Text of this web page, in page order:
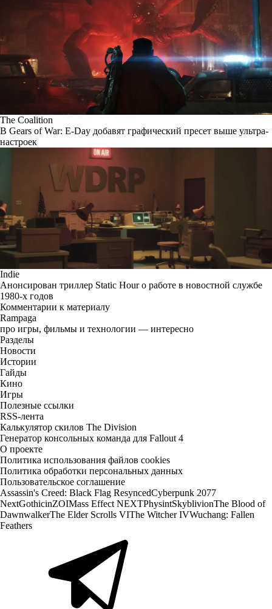
The Coalition
В Gears of War: E-Day добавят графический пресет выше ультра-
настроек
Indie
Анонсирован триллер Static Hour о работе в новостной службе
1980-х годов
Комментарии к материалу
Rampaga
про игры, фильмы и технологии — интересно
Разделы
Новости
Истории
Гайды
Кино
Игры
Полезные ссылки
RSS-лента
Калькулятор скилов The Division
Генератор консольных команда для Fallout 4
О проекте
Политика использования файлов cookies
Политика обработки персональных данных
Пользовательское соглашение
Assassin's Creed: Black Flag ResyncedCyberpunk 2077
NextGothicinZOIMass Effect NEXTPhysintSkyblivionThe Blood of
DawnwalkerThe Elder Scrolls VIThe Witcher IVWuchang: Fallen
Feathers